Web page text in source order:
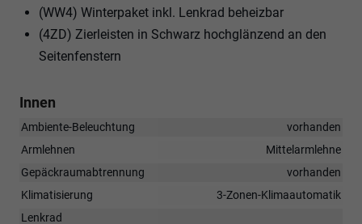
(WW4) Winterpaket inkl. Lenkrad beheizbar
(4ZD) Zierleisten in Schwarz hochglänzend an den
Seitenfenstern
Innen
Ambiente-Beleuchtung
vorhanden
Armlehnen
Mittelarmlehne
Gepäckraumabtrennung
vorhanden
Klimatisierung
3-Zonen-Klimaautomatik
Lenkrad